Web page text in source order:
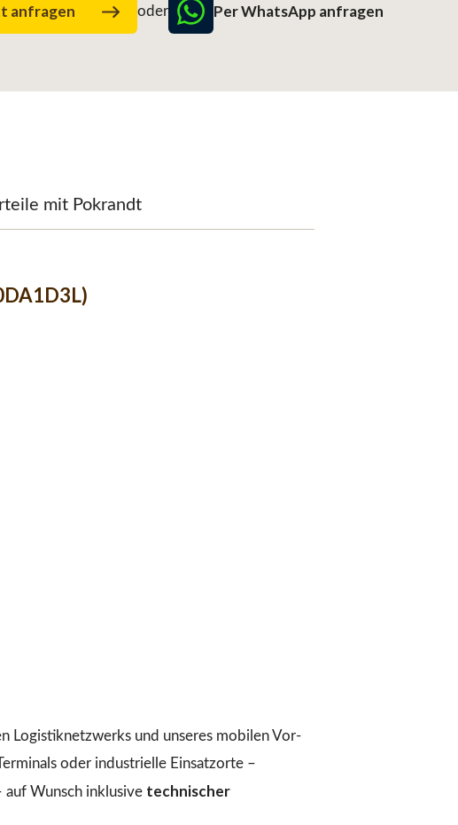
anfragen oder Per WhatsApp anfragen
mit Pokrandt
Logistiknetzwerks und unseres mobilen Vor-
oder industrielle Einsatzorte –
auf Wunsch inklusive technischer